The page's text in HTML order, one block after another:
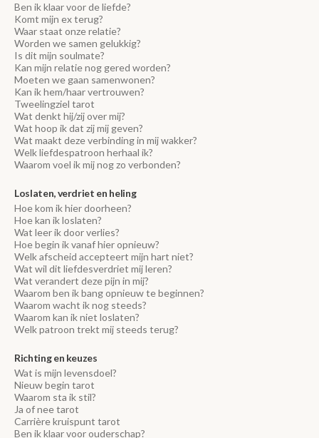
Ben ik klaar voor de liefde?
Komt mijn ex terug?
Waar staat onze relatie?
Worden we samen gelukkig?
Is dit mijn soulmate?
Kan mijn relatie nog gered worden?
Moeten we gaan samenwonen?
Kan ik hem/haar vertrouwen?
Tweelingziel tarot
Wat denkt hij/zij over mij?
Wat hoop ik dat zij mij geven?
Wat maakt deze verbinding in mij wakker?
Welk liefdespatroon herhaal ik?
Waarom voel ik mij nog zo verbonden?
Loslaten, verdriet en heling
Hoe kom ik hier doorheen?
Hoe kan ik loslaten?
Wat leer ik door verlies?
Hoe begin ik vanaf hier opnieuw?
Welk afscheid accepteert mijn hart niet?
Wat wil dit liefdesverdriet mij leren?
Wat verandert deze pijn in mij?
Waarom ben ik bang opnieuw te beginnen?
Waarom wacht ik nog steeds?
Waarom kan ik niet loslaten?
Welk patroon trekt mij steeds terug?
Richting en keuzes
Wat is mijn levensdoel?
Nieuw begin tarot
Waarom sta ik stil?
Ja of nee tarot
Carrière kruispunt tarot
Ben ik klaar voor ouderschap?